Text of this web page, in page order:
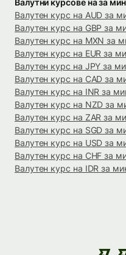
Валутен курс на AUD за
Валутен курс на GBP за
Валутен курс на MXN за
Валутен курс на EUR за
Валутен курс на JPY за
Валутен курс на CAD за
Валутен курс на INR за
Валутен курс на NZD за
Валутен курс на ZAR за
Валутен курс на SGD за
Валутен курс на USD за
Валутен курс на CHF за
Валутен курс на IDR за